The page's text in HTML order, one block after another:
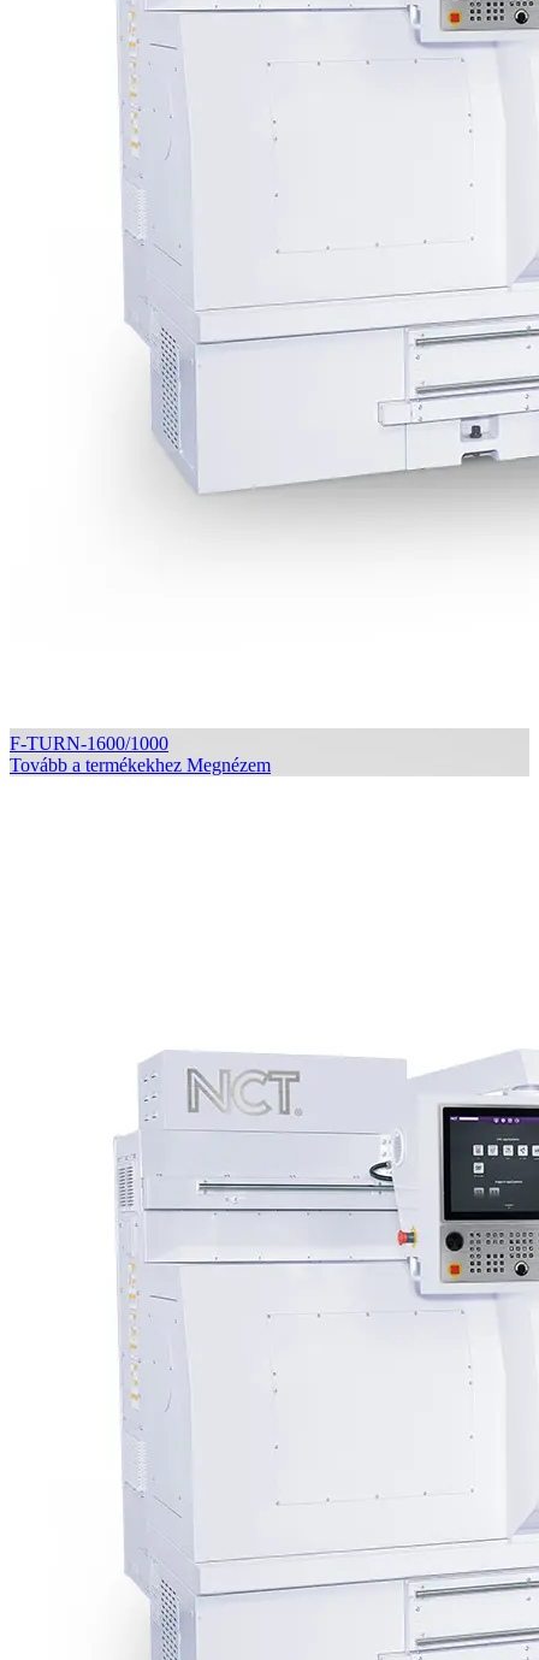
F-TURN-1600/1000
Tovább a termékekhez Megnézem